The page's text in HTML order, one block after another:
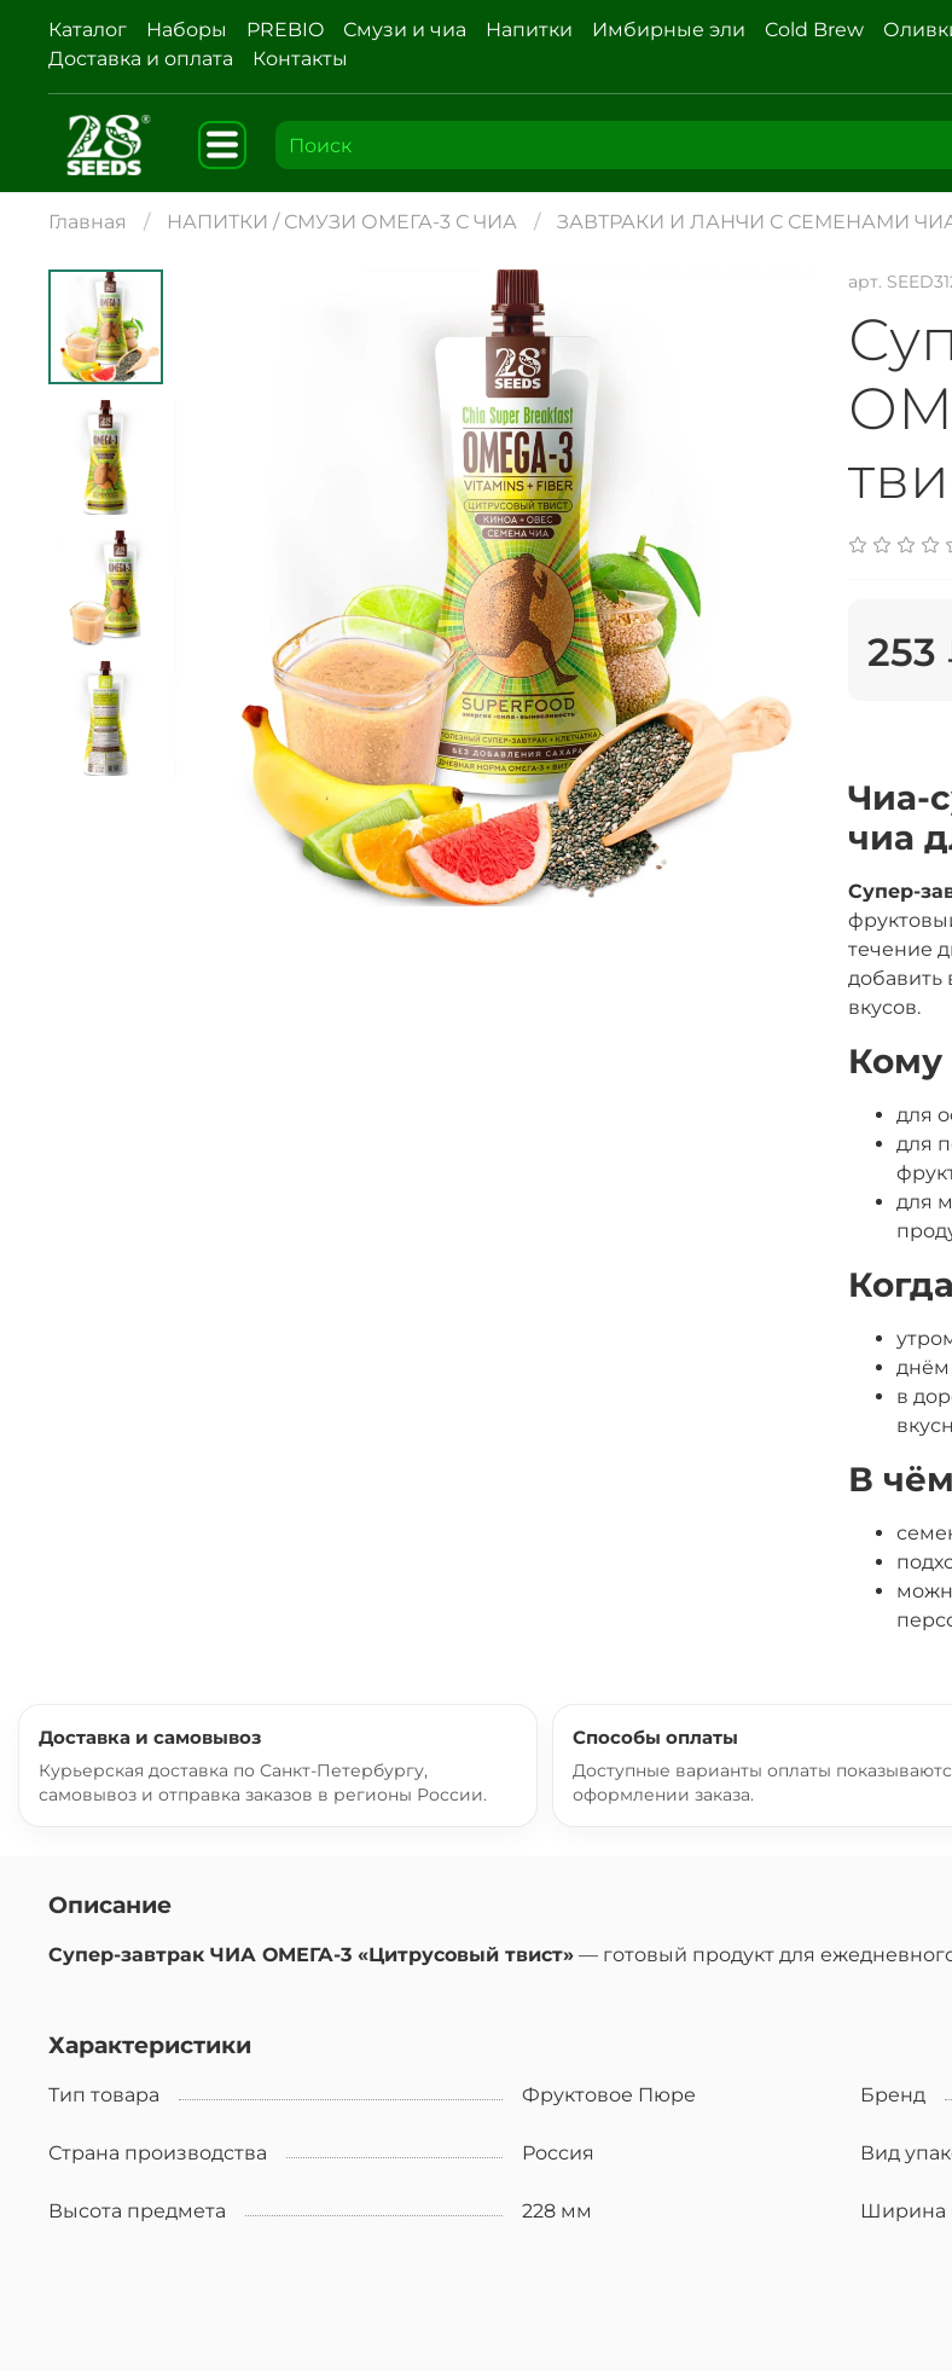
Каталог Наборы PREBIO Смузи и чиа Напитки Имбирные эли Cold Brew
Доставка и оплата
Контакты
Главная НАПИТКИ / СМУЗИ ОМЕГА-3 С ЧИА ЗАВТРАКИ И ЛАНЧИ С СЕМЕНАМИ
арт.
253
Чиа-
чиа
Супер-
течение
добавить
вкусов.
Кому
для
для
для
днём
в
В
Доставка и самовывоз
Курьерская доставка по Санкт-Петербургу,
самовывоз и отправка заказов в регионы России.
Способы оплаты
Доступные варианты оплаты
оформлении заказа.
Описание
Супер-завтрак ЧИА ОМЕГА-3 «Цитрусовый твист» — готовый продукт для
Характеристики
Тип товара Фруктовое Пюре Бренд
Страна производства Россия Вид
Высота предмета 228 мм Ширина